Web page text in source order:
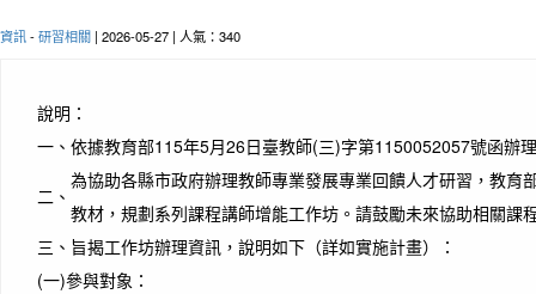
資訊-研習相關 | 2026-05-27 | 人氣：340
說明：
一、 依據教育部115年5月26日臺教師(三)字第1150052057號函辦
二、
為協助各縣市政府辦理教師專業發展專業回饋人才研習，教
教材，規劃系列課程講師增能工作坊。請鼓勵未來協助相關課
三、 旨揭工作坊辦理資訊，說明如下（詳如實施計畫）：
(一)參與對象：